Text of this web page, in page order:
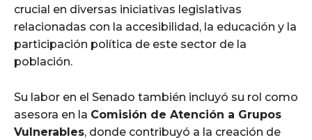
crucial en diversas iniciativas legislativas
relacionadas con la accesibilidad, la educación y la
participación política de este sector de la
población.
Su labor en el Senado también incluyó su rol como
asesora en la Comisión de Atención a Grupos
Vulnerables, donde contribuyó a la creación de